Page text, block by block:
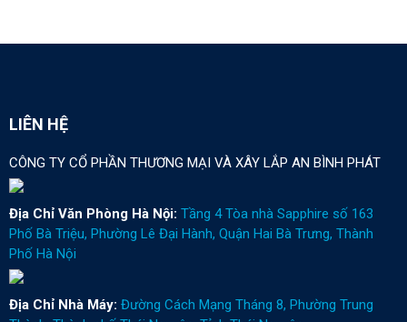
LIÊN HỆ
CÔNG TY CỔ PHẦN THƯƠNG MẠI VÀ XÂY LẮP AN BÌNH PHÁT
Địa Chỉ Văn Phòng Hà Nội: Tầng 4 Tòa nhà Sapphire số 163
Phố Bà Triệu, Phường Lê Đại Hành, Quận Hai Bà Trưng, Thành
Phố Hà Nội
Địa Chỉ Nhà Máy: Đường Cách Mạng Tháng 8, Phường Trung